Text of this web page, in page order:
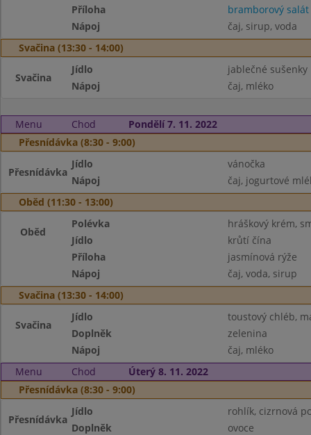
Příloha
bramborový salát
Nápoj
čaj, sirup, voda
Svačina (13:30 - 14:00)
Svačina
Jídlo
jablečné sušenky
Nápoj
čaj, mléko
Menu Chod
Pondělí 7. 11. 2022
Přesnídávka (8:30 - 9:00)
Přesnídávka
Jídlo
vánočka
Nápoj
čaj, jogurtové
Oběd (11:30 - 13:00)
Oběd
Polévka
hráškový krém,
Jídlo
krůtí čína
Příloha
jasmínová rýže
Nápoj
čaj, voda, sirup
Svačina (13:30 - 14:00)
Svačina
Jídlo
toustový chléb,
Doplněk
zelenina
Nápoj
čaj, mléko
Menu
Chod
Úterý 8. 11. 2022
Přesnídávka (8:30 - 9:00)
Přesnídávka
Jídlo
rohlík, cizrnová
Doplněk
ovoce